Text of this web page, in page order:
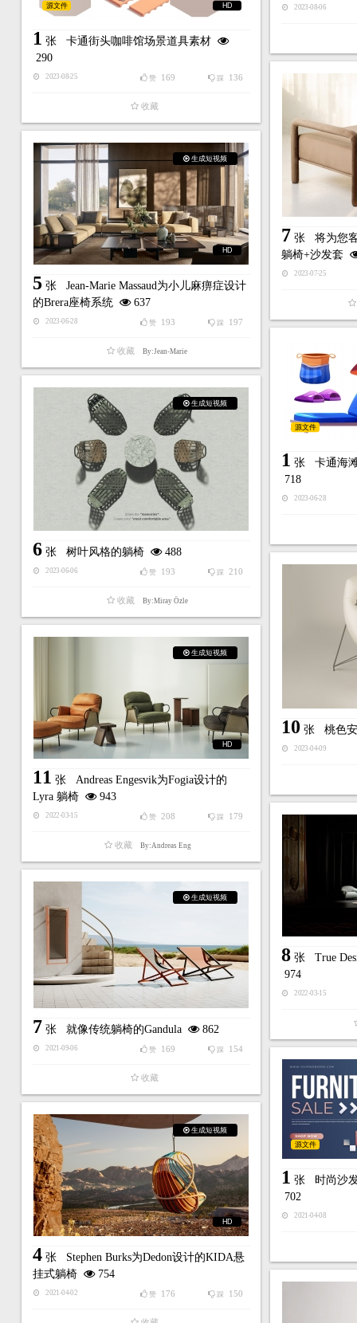
HD
源文件
1 张 卡通街头咖啡馆场景道具素材
290
2023-08-25 踩 136
赞 169
收藏
2023-08-06
7 张 将为您
躺椅+沙发套
2023-07-25
生成短视频
HD
5张 Jean-Marie Massaud为小儿麻痹症设计
的Brera座椅系统
637
2023-06-28 踩 197
赞 193
收藏 By:Jean-Marie
源文件
1 张 卡通海
718
2023-06-28
生成短视频
6张 树叶风格的躺椅 488
2023-06-06 踩 210
赞 193
收藏 By:Miray Özle
10 张 桃色
2023-04-09
生成短视频
HD
11 张 Andreas Engesvik为Fogia设计的
Lyra 躺椅
943
2022-03-15 踩 179
赞 208
收藏 By:Andreas Eng
8张 True
974
2022-03-15
生成短视频
7 张 就像传统躺椅的Gandula 862
2021-09-06 踩 154
赞 169
收藏
源文件
1 张 时尚沙
702
2021-04-08
生成短视频
HD
4张 Stephen Burks为Dedon设计的KIDA悬
挂式躺椅
754
2021-04-02 踩 150
赞 176